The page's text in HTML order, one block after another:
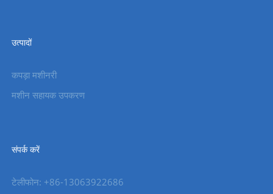
उत्पादों
कपड़ा मशीनरी
मशीन सहायक उपकरण
संपर्क करें
टेलीफोन: +86-13063922686